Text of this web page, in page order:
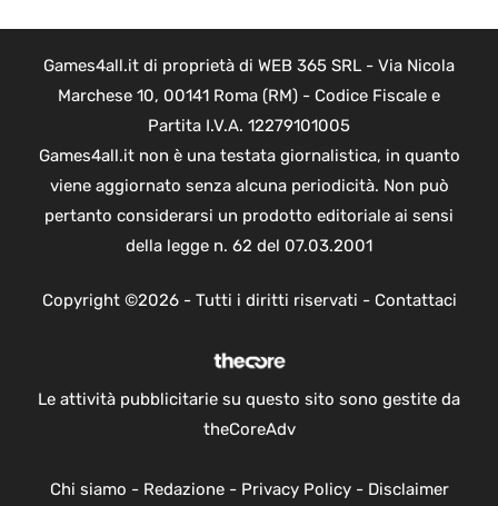
Games4all.it di proprietà di WEB 365 SRL - Via Nicola
Marchese 10, 00141 Roma (RM) - Codice Fiscale e
Partita I.V.A. 12279101005
Games4all.it non è una testata giornalistica, in quanto
viene aggiornato senza alcuna periodicità. Non può
pertanto considerarsi un prodotto editoriale ai sensi
della legge n. 62 del 07.03.2001
Copyright ©2026 - Tutti i diritti riservati - Contattaci
Le attività pubblicitarie su questo sito sono gestite da
theCoreAdv
Chi siamo - Redazione- Privacy Policy- Disclaimer